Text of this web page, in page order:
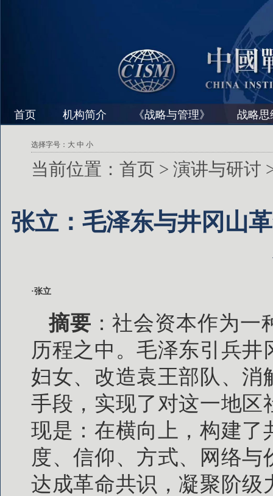
首页 机构简介 《战略与管理》 战略思
选择字号： 大 中 小
当前位置： 首页 > 演讲与研讨
张立：毛泽东与井冈山
·张立
摘要 ：社会资本作为
历程之中。毛泽东引兵
妇女、改造袁王部队、
手段，实现了对这一地区
现是：在横向上，构建了
度、信仰、方式、网络
达成革命共识，凝聚阶级